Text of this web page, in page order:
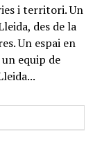
i territori. Un
des de la
Un espai en
equip de